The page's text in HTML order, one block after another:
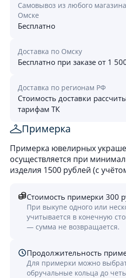
Самовывоз из любого
Омске
Бесплатно
Доставка по Омску
Бесплатно при заказе от 1
Доставка по регионам РФ
Стоимость доставки
тарифам ТК
Примерка
Примерка ювелирных
осуществляется при
изделия 1500 рублей (с
Стоимость примерки 300
При выкупе одного или
учитывается в конечную
— сумма не возвращается.
Продолжительность
Для примерки можно
обручальные кольца до